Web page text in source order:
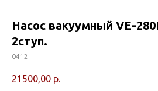
Насос вакуумный VE-
2ступ.
0412
21500,00 р.